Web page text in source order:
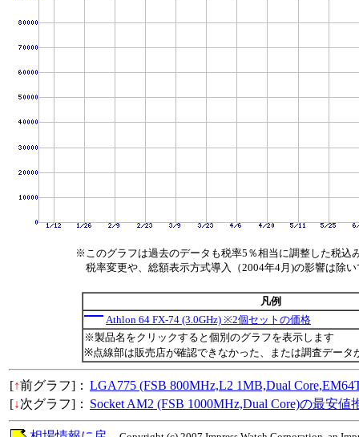
※このグラフは過去のデータも税率5％相当に調整した税込
税率変更や、総額表示方式導入（2004年4月)の影響は除い
凡例
Athlon 64 FX-74 (3.0GHz) ※2個セットの価格
※製品名をクリックすると個別のグラフを表示します
※点線部は販売店が確認できなかった、または調査データ
[↑前グラフ]： LGA775 (FSB 800MHz,L2 1MB,Dual
[↓次グラフ]： Socket AM2 (FSB 1000MHz,Dual Core)の最安値